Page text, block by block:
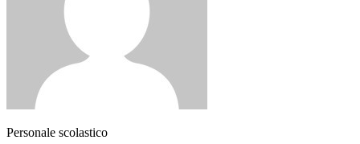
Personale scolastico